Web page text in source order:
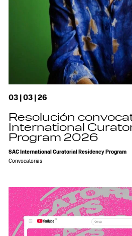
03 | 03 | 26
Resolución
International
Program 2026
SAC International Curatorial Residency Program
Convocatorias